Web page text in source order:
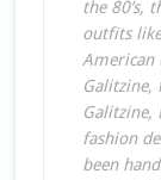
the 80’s,
outfits
American
Galitzine,
Galitzine,
fashion
been